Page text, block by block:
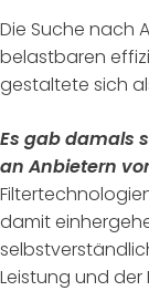
Die Suche nach
belastbaren
gestaltete sich
Es gab damals
an Anbietern
damit
Leistung und der